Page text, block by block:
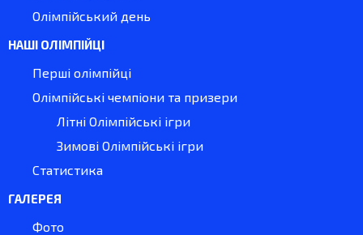
Олімпійський день
НАШІ ОЛІМПІЙЦІ
Перші олімпійці
Олімпійські чемпіони та призери
Літні Олімпійські ігри
Зимові Олімпійські ігри
Статистика
ГАЛЕРЕЯ
Фото